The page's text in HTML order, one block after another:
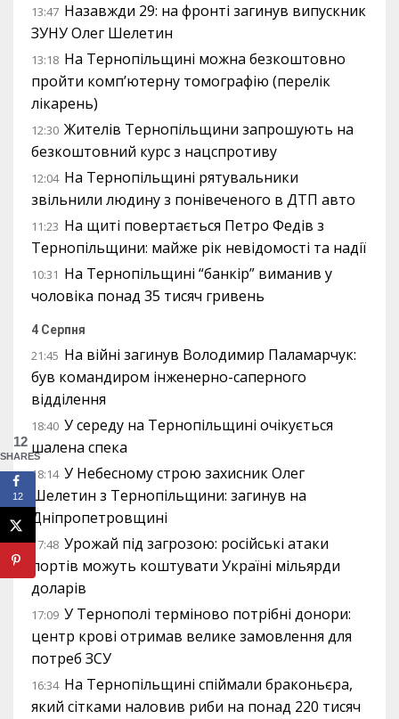
13:47 Назавжди 29: на фронті загинув випускник
ЗУНУ Олег Шелетин
13:18 На Тернопільщині можна безкоштовно
пройти комп’ютерну томографію (перелік
лікарень)
12:30 Жителів Тернопільщини запрошують на
безкоштовний курс з нацспротиву
12:04 На Тернопільщині рятувальники
звільнили людину з понівеченого в ДТП авто
11:23 На щиті повертається Петро Федів з
Тернопільщини: майже рік невідомості та надії
10:31 На Тернопільщині “банкір” виманив у
чоловіка понад 35 тисяч гривень
4 Серпня
21:45 На війні загинув Володимир Паламарчук:
був командиром інженерно-саперного
відділення
18:40 У середу на Тернопільщині очікується
шалена спека
18:14 У Небесному строю захисник Олег
Шелетин з Тернопільщини: загинув на
Дніпропетровщині
17:48 Урожай під загрозою: російські атаки
портів можуть коштувати Україні мільярди
доларів
17:09 У Тернополі терміново потрібні донори:
центр крові отримав велике замовлення для
потреб ЗСУ
16:34 На Тернопільщині спіймали браконьєра,
який сітками наловив риби на понад 220 тисяч
12
SHARES
12